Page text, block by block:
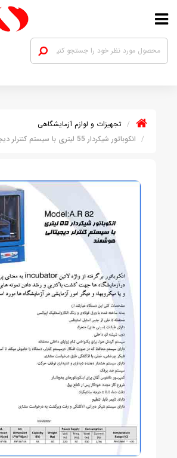
تجهیزات و لوازم آزمایشگاهی
انکوباتور شیکردار 55 لیتری با سیستم کنترلر دیجیتالی هوشمند